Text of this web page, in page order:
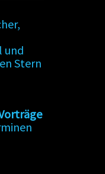
und
Stern